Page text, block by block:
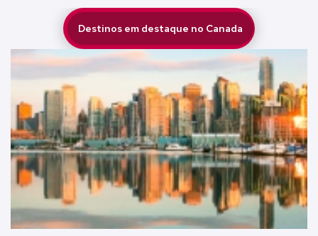
Destinos em destaque no Canada
no Canada
Montreal
Toronto
Quebec
Vancouver